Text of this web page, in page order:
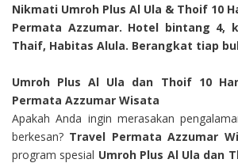
Nikmati Umroh Plus Al Ula & Thoif 10
Permata Azzumar. Hotel bintang 4,
Thaif, Habitas Alula. Berangkat tiap
Umroh Plus Al Ula dan Thoif 10
Permata Azzumar Wisata
Apakah Anda ingin merasakan
berkesan? Travel Permata Azzumar
program spesial Umroh Plus Al Ula dan